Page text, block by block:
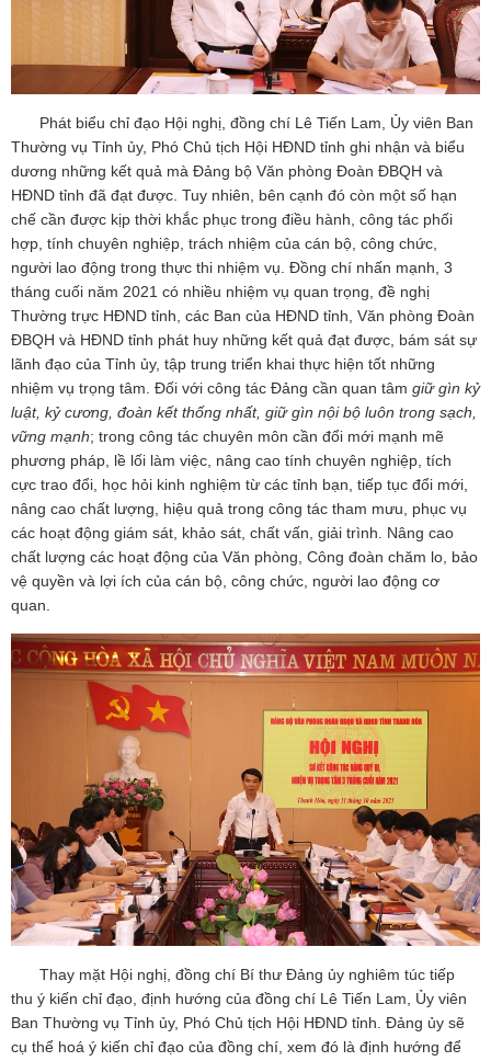
Phát biểu chỉ đạo Hội nghị, đồng chí Lê Tiến Lam, Ủy viên Ban
Thường vụ Tỉnh ủy, Phó Chủ tịch Hội HĐND tỉnh ghi nhận và biểu
dương những kết quả mà Đảng bộ Văn phòng Đoàn ĐBQH và
HĐND tỉnh đã đạt được. Tuy nhiên, bên cạnh đó còn một số hạn
chế cần được kịp thời khắc phục trong điều hành, công tác phối
hợp, tính chuyên nghiệp, trách nhiệm của cán bộ, công chức,
người lao động trong thực thi nhiệm vụ. Đồng chí nhấn mạnh, 3
tháng cuối năm 2021 có nhiều nhiệm vụ quan trọng, đề nghị
Thường trực HĐND tỉnh, các Ban của HĐND tỉnh, Văn phòng Đoàn
ĐBQH và HĐND tỉnh phát huy những kết quả đạt được, bám sát sự
lãnh đạo của Tỉnh ủy, tập trung triển khai thực hiện tốt những
nhiệm vụ trọng tâm. Đối với công tác Đảng cần quan tâm giữ gìn kỷ
luật, kỷ cương, đoàn kết thống nhất, giữ gìn nội bộ luôn trong sạch,
vững mạnh; trong công tác chuyên môn cần đổi mới mạnh mẽ
phương pháp, lề lối làm việc, nâng cao tính chuyên nghiệp, tích
cực trao đổi, học hỏi kinh nghiệm từ các tỉnh bạn, tiếp tục đổi mới,
nâng cao chất lượng, hiệu quả trong công tác tham mưu, phục vụ
các hoạt động giám sát, khảo sát, chất vấn, giải trình. Nâng cao
chất lượng các hoạt động của Văn phòng, Công đoàn chăm lo, bảo
vệ quyền và lợi ích của cán bộ, công chức, người lao động cơ
quan.
Thay mặt Hội nghị, đồng chí Bí thư Đảng ủy nghiêm túc tiếp
thu ý kiến chỉ đạo, định hướng của đồng chí Lê Tiến Lam, Ủy viên
Ban Thường vụ Tỉnh ủy, Phó Chủ tịch Hội HĐND tỉnh. Đảng ủy sẽ
cụ thể hoá ý kiến chỉ đạo của đồng chí, xem đó là định hướng để